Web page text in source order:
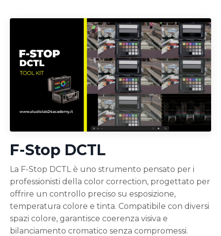
F-Stop DCTL
La F-Stop DCTL è uno strumento pensato per i
professionisti della color correction, progettato per
offrire un controllo preciso su esposizione,
temperatura colore e tinta. Compatibile con diversi
spazi colore, garantisce coerenza visiva e
bilanciamento cromatico senza compromessi.